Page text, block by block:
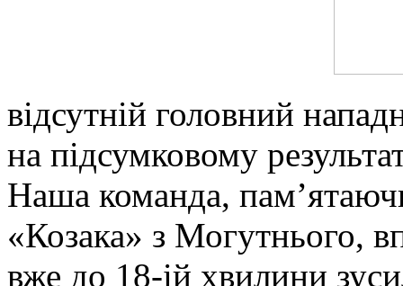
відсутній головний
на підсумковому
Наша команда,
«Козака» з Могутнього,
вже до 18-ій хвилини